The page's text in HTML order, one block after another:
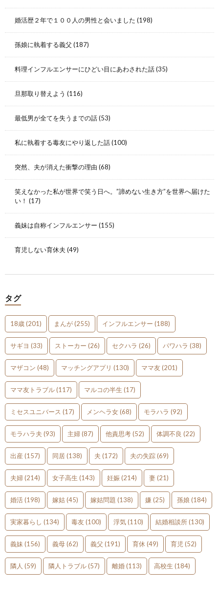
婚活歴２年で１００人の男性と会いました (198)
孫娘に執着する義父 (187)
料理インフルエンサーにひどい目にあわされた話(35)
旦那取り替えよう (116)
最低男が全てを失うまでの話(53)
私に執着する毒友にやり返した話(100)
突然、夫が消えた衝撃の理由 (68)
笑えなかった私が世界で笑う日へ。”諦めない生き方”を世界へ届けた
い！ (17)
義妹は自称インフルエンサー (155)
育児しない育休夫 (49)
タグ
18歳(201) まんが(255) インフルエンサー (188)
サギヨ (33) ストーカー (26) セクハラ (26) パワハラ (38)
マザコン (48) マッチングアプリ (130) ママ友(201)
ママ友トラブル(117) マルコの半生 (17)
ミセスユニバース (17) メンヘラ女(68) モラハラ (92)
モラハラ夫 (93) 主婦(87) 他責思考(52) 体調不良 (22)
出産 (157) 同居(138) 夫 (172) 夫の失踪(69)
夫婦(214) 女子高生 (143) 妊娠(214) 妻(21)
婚活(198) 嫁姑(45) 嫁姑問題 (138) 嫌 (25) 孫娘 (184)
実家暮らし (134) 毒友(100) 浮気(110) 結婚相談所(130)
義妹 (156) 義母(62) 義父 (191) 育休 (49) 育児 (52)
隣人 (59) 隣人トラブル(57) 離婚(113) 高校生 (184)